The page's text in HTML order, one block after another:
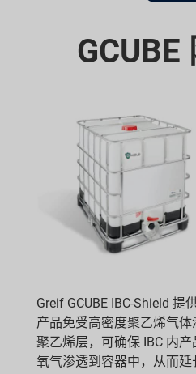
GCUBE
Greif GCUBE IBC-Shield 提
产品免受高密度聚乙烯气
聚乙烯层，可确保 IBC 内
氧气渗透到容器中，从而